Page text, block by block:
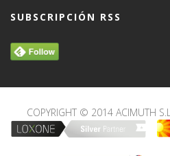
SUBSCRIPCIÓN RSS
COPYRIGHT © 2014 ACIMUTH